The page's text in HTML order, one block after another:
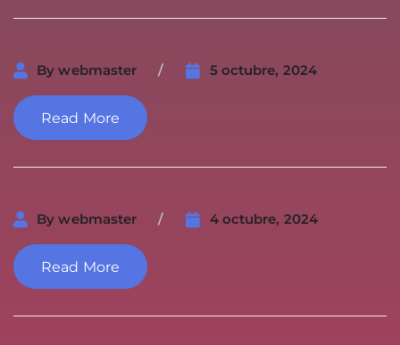
Bywebmaster 5 octubre, 2024
Read More
Bywebmaster 4 octubre, 2024
Read More